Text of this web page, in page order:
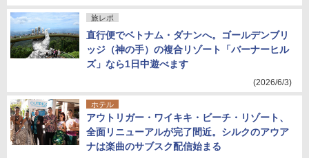
旅レポ
直行便でベトナム・ダナンへ。ゴールデンブリ
ッジ（神の手）の複合リゾート「バーナーヒル
ズ」なら1日中遊べます
(2026/6/3)
ホテル
アウトリガー・ワイキキ・ビーチ・リゾート、
全面リニューアルが完了間近。シルクのアウア
ナは楽曲のサブスク配信始まる